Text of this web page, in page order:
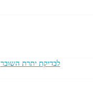
לבדיקת יתרת השובר